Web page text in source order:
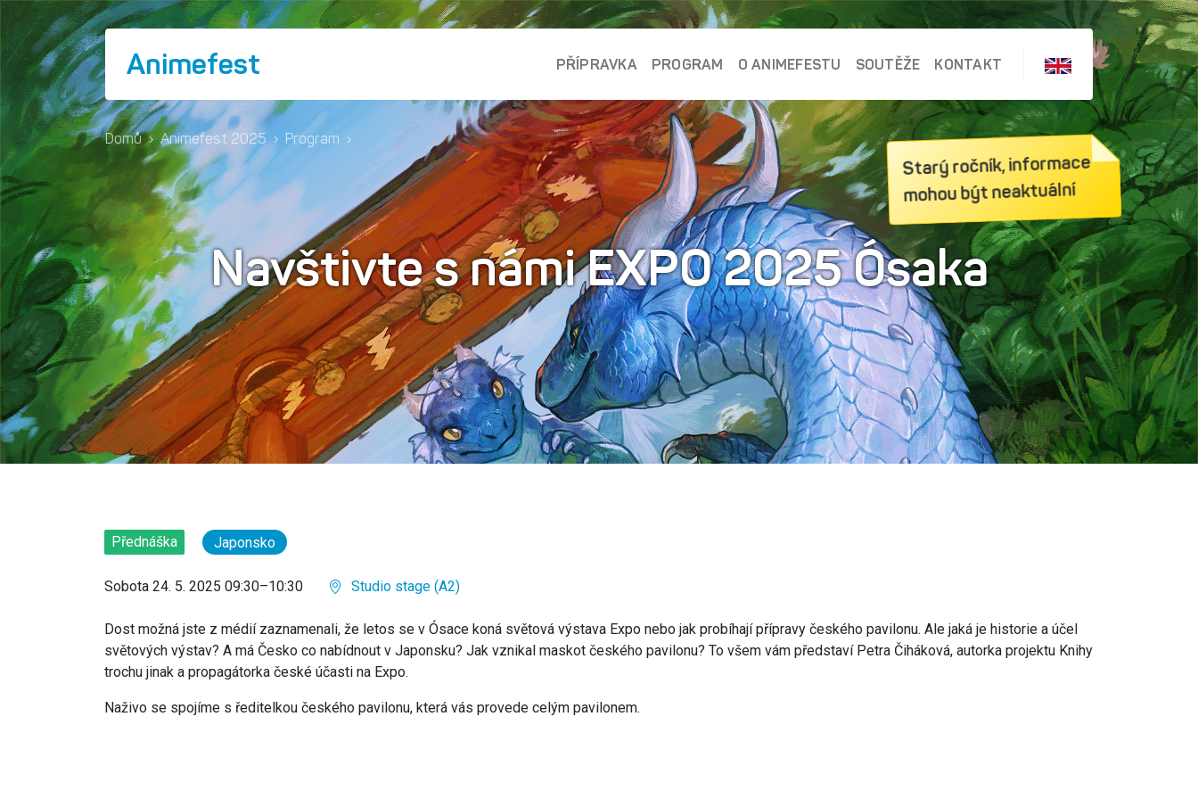
Animefest PŘÍPRAVKA PROGRAM O ANIMEFESTU SOUTĚŽE KONTAKT
Domů › Animefest 2025 › Program ›
Navštivte s námi EXPO 2025 Ósaka
Starý ročník, informace
mohou být neaktuální
Přednáška Japonsko
Sobota 24. 5. 2025 09:30–10:30 Studio stage (A2)
Dost možná jste z médií zaznamenali, že letos se v Ósace koná světová výstava Expo nebo jak probíhají přípravy českého pavilonu. Ale jaká je historie a účel
světových výstav? A má Česko co nabídnout v Japonsku? Jak vznikal maskot českého pavilonu? To všem vám představí Petra Čiháková, autorka projektu Knihy
trochu jinak a propagátorka české účasti na Expo.
Naživo se spojíme s ředitelkou českého pavilonu, která vás provede celým pavilonem.